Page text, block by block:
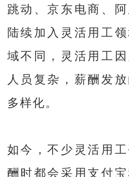
跳动、京东电商、
陆续加入灵活用工
域不同，灵活用工因
人员复杂，薪酬发
多样化。
如今，不少灵活用
酬时都会采用支付宝